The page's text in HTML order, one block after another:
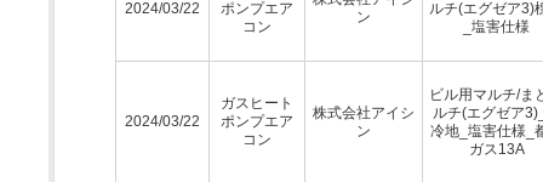
2024/03/22
ポンプエア
コン
ン
ルチ(エグゼア3)
_塩害仕様
2024/03/22
ガスヒート
ポンプエア
コン
株式会社アイシ
ン
ビル用マルチ/ま
ルチ(エグゼア
冷地_塩害仕様_
ガス13A